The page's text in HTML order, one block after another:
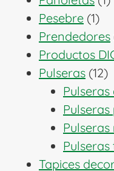
Pesebre 11
Prendedores
Productos
Pulseras 1212
Tapices